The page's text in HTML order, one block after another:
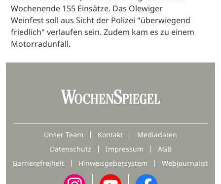
Wochenende 155 Einsätze. Das Olewiger
Weinfest soll aus Sicht der Polizei "überwiegend
friedlich" verlaufen sein. Zudem kam es zu einem
Motorradunfall.
Unser Team Kontakt
Mediadaten
Datenschutz
Impressum
AGB
Barrierefreiheit
Hinweisgebersystem Webjournalist